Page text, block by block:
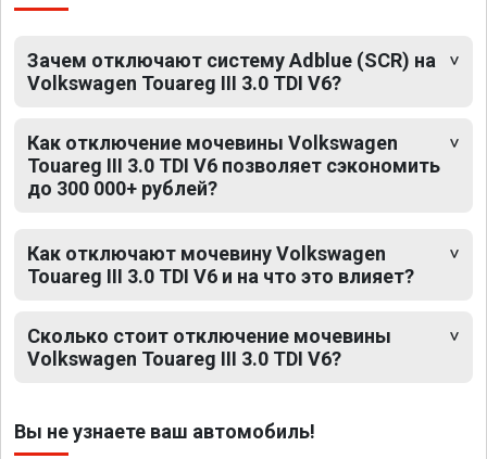
Зачем отключают систему Adblue (SCR) на
Volkswagen Touareg III 3.0 TDI V6?
Как отключение мочевины Volkswagen
Touareg III 3.0 TDI V6 позволяет сэкономить
до 300 000+ рублей?
Как отключают мочевину Volkswagen
Touareg III 3.0 TDI V6 и на что это влияет?
Сколько стоит отключение мочевины
Volkswagen Touareg III 3.0 TDI V6?
Вы не узнаете ваш автомобиль!